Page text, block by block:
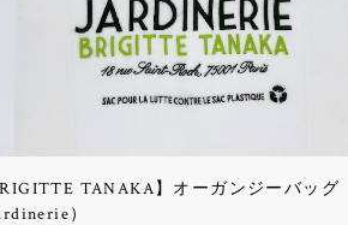
TANAKA】オーガンジーバッグ
）